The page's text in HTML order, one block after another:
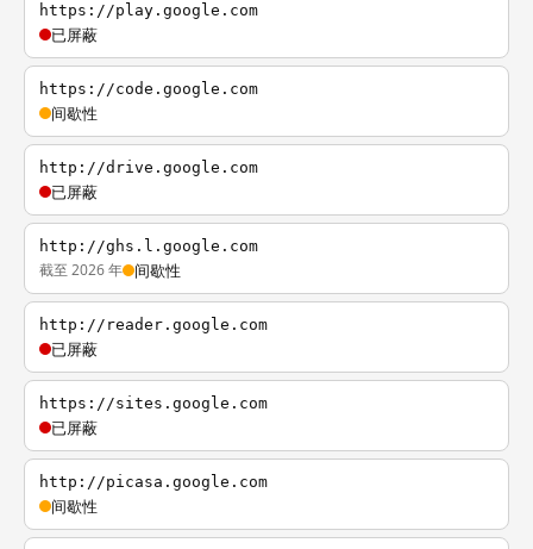
https://play.google.com
已屏蔽
https://code.google.com
间歇性
http://drive.google.com
已屏蔽
http://ghs.l.google.com
截至 2026 年 间歇性
http://reader.google.com
已屏蔽
https://sites.google.com
已屏蔽
http://picasa.google.com
间歇性